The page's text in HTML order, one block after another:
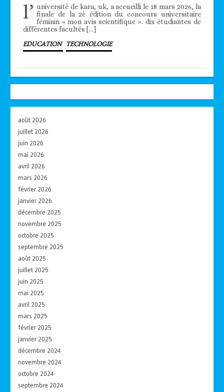
l’ université de kara, uk, a accueilli le 18 mars 2026, la
finale de la 2è édition du concours universitaire
féminin « mon avis scientifique ». dix étudiantes de
différentes facultés […]
EDUCATION TECHNOLOGIE
août 2026
juillet 2026
juin 2026
mai 2026
avril 2026
mars 2026
février 2026
janvier 2026
décembre 2025
novembre 2025
octobre 2025
septembre 2025
août 2025
juillet 2025
juin 2025
mai 2025
avril 2025
mars 2025
février 2025
janvier 2025
décembre 2024
novembre 2024
octobre 2024
septembre 2024